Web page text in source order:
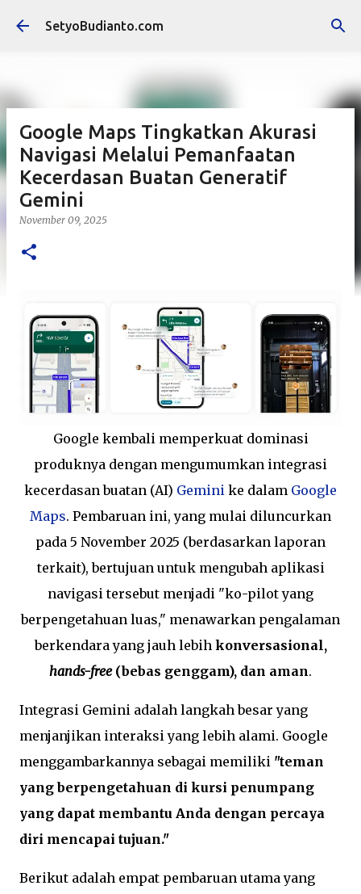
Langsung ke konten utama
SetyoBudianto.com
Google Maps Tingkatkan Akurasi
Navigasi Melalui Pemanfaatan
Kecerdasan Buatan Generatif
Gemini
November 09, 2025
Google kembali memperkuat dominasi
produknya dengan mengumumkan integrasi
kecerdasan buatan (AI) Gemini ke dalam Google
Maps. Pembaruan ini, yang mulai diluncurkan
pada 5 November 2025 (berdasarkan laporan
terkait), bertujuan untuk mengubah aplikasi
navigasi tersebut menjadi "ko-pilot yang
berpengetahuan luas," menawarkan pengalaman
berkendara yang jauh lebih konversasional,
hands-free(bebas genggam), dan aman.
Integrasi Gemini adalah langkah besar yang
menjanjikan interaksi yang lebih alami. Google
menggambarkannya sebagai memiliki "teman
yang berpengetahuan di kursi penumpang
yang dapat membantu Anda dengan percaya
diri mencapai tujuan."
Berikut adalah empat pembaruan utama yang